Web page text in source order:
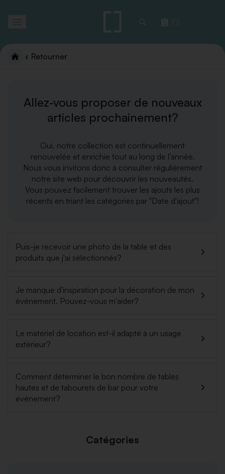
(0)
Retourner
Allez-vous proposer de nouveaux
articles prochainement?
Oui, notre collection est continuellement
renouvelée et enrichie tout au long de l'année.
Nous vous invitons donc à consulter régulièrement
notre site web pour découvrir les nouveautés.
Vous pouvez facilement trouver les ajouts les plus
récents en triant les catégories par "Date d'ajout"!
Puis-je recevoir une photo de la table et des
produits que j'ai sélectionnés?
Je manque d'inspiration pour la décoration de mon
événement. Pouvez-vous m'aider?
Le matériel de location est-il adapté à un usage
extérieur?
Comment déterminer le bon nombre de tables
hautes et de tabourets de bar pour votre
événement?
Catégories